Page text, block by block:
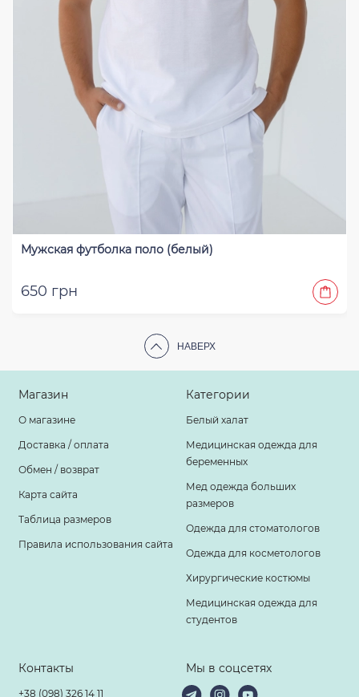
Мужская футболка поло (белый)
650 грн
НАВЕРХ
Магазин
О магазине
Доставка / оплата
Обмен / возврат
Карта сайта
Таблица размеров
Правила использования сайта
Категории
Белый халат
Медицинская одежда для
беременных
Мед одежда больших
размеров
Одежда для стоматологов
Одежда для косметологов
Хирургические костюмы
Медицинская одежда для
студентов
Контакты
+38 (098) 326 14 11
Мы в соцсетях